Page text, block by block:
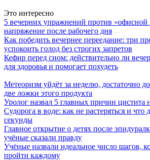
Это интересно
5 вечерних упражнений против «офисной
напряжение после рабочего дня
Как победить вечернее переедание: три
успокоить голод без строгих запретов
Кефир перед сном: действительно ли
для здоровья и помогает похудеть
Метеоризм уйдёт за неделю, достаточно
две ложки этого продукта
Уролог назвал 5 главных причин цистита
Судорога в воде: как не растеряться и что
секунды
Главное открытие о детях после
учёные сказали правду
Учёные назвали идеальное число шагов,
пройти каждому